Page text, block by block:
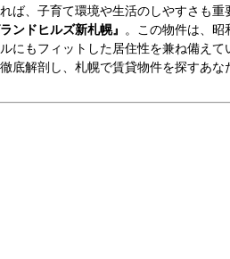
ば、子育て環境や生活のしやすさも
ンドヒルズ新札幌』 。この物件は、
にもフィットした居住性を兼ね備えて
底解剖し、札幌で賃貸物件を探すあ